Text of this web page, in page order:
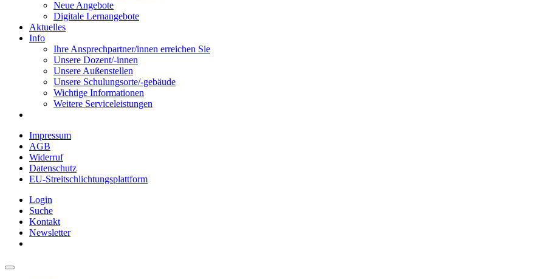
Neue Angebote
Digitale Lernangebote
Aktuelles
Info
Ihre Ansprechpartner/innen erreichen Sie
Unsere Dozent/-innen
Unsere Außenstellen
Unsere Schulungsorte/-gebäude
Wichtige Informationen
Weitere Serviceleistungen
Impressum
AGB
Widerruf
Datenschutz
EU-Streitschlichtungsplattform
Login
Suche
Kontakt
Newsletter